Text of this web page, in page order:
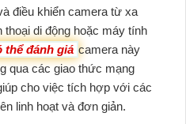
điều khiển camera từ xa
thoại di động hoặc máy tính
thể đánh giá camera này
qua các giao thức mạng
cho việc tích hợp với các
linh hoạt và đơn giản.